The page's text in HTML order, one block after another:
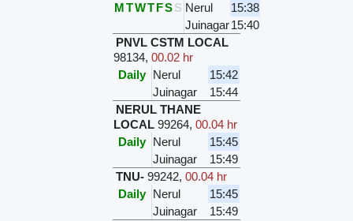
MTWTFSS Nerul
15:38
Juinagar15:40
PNVL CSTM LOCAL
98134,00.02 hr
Daily Nerul
15:42
Juinagar
15:44
NERUL THANE
LOCAL 99264,00.04 hr
Daily Nerul
15:45
Juinagar
15:49
TNU- 99242,00.04 hr
Daily Nerul
15:45
Juinagar
15:49